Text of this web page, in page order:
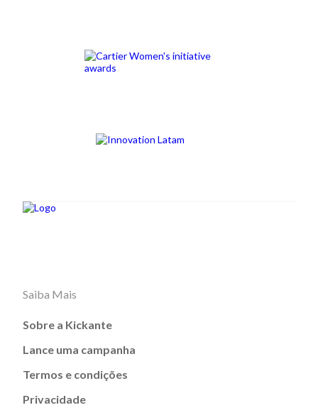
Saiba Mais
Sobre a Kickante
Lance uma campanha
Termos e condições
Privacidade